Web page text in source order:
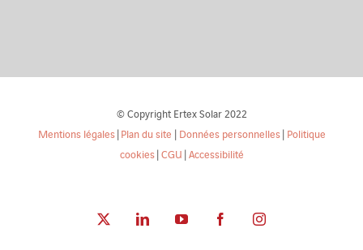
© Copyright Ertex Solar 2022
Mentions légales|Plan du site | Données personnelles| Politique
cookies|CGU |Accessibilité
X LinkedInYouTubeFacebookInstagram